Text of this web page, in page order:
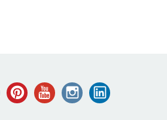
Twitter Pinterest YouTube Instagram